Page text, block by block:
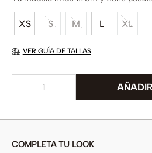
XS S M L XL
VER GUÍA DE TALLAS
COMPLETA TU LOOK